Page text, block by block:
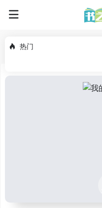
热门